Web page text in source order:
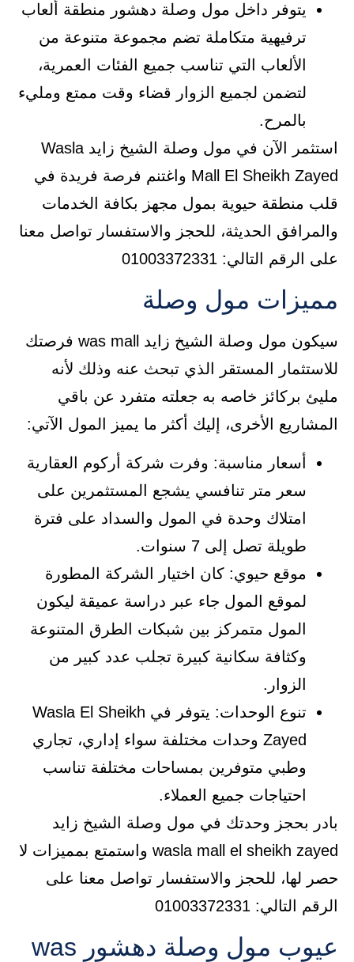
يتوفر داخل مول وصلة دهشور منطقة ألعاب
ترفيهية متكاملة تضم مجموعة متنوعة من
الألعاب التي تناسب جميع الفئات العمرية،
لتضمن لجميع الزوار قضاء وقت ممتع ومليء
بالمرح.
استثمر الآن في مول وصلة الشيخ زايد Wasla
Mall El Sheikh Zayed واغتنم فرصة فريدة في
قلب منطقة حيوية بمول مجهز بكافة الخدمات
والمرافق الحديثة، للحجز والاستفسار تواصل معنا
على الرقم التالي: 01003372331
مميزات مول وصلة
سيكون مول وصلة الشيخ زايد was mall فرصتك
للاستثمار المستقر الذي تبحث عنه وذلك لأنه
مليئ بركائز خاصه به جعلته متفرد عن باقي
المشاريع الأخرى، إليك أكثر ما يميز المول الآتي:
أسعار مناسبة: وفرت شركة أركوم العقارية
سعر متر تنافسي يشجع المستثمرين على
امتلاك وحدة في المول والسداد على فترة
طويلة تصل إلى 7 سنوات.
موقع حيوي: كان اختيار الشركة المطورة
لموقع المول جاء عبر دراسة عميقة ليكون
المول متمركز بين شبكات الطرق المتنوعة
وكثافة سكانية كبيرة تجلب عدد كبير من
الزوار.
تنوع الوحدات: يتوفر في Wasla El Sheikh
Zayed وحدات مختلفة سواء إداري، تجاري
وطبي متوفرين بمساحات مختلفة تناسب
احتياجات جميع العملاء.
بادر بحجز وحدتك في مول وصلة الشيخ زايد
wasla mall el sheikh zayed واستمتع بمميزات لا
حصر لها، للحجز والاستفسار تواصل معنا على
الرقم التالي: 01003372331
عيوب مول وصلة دهشور was